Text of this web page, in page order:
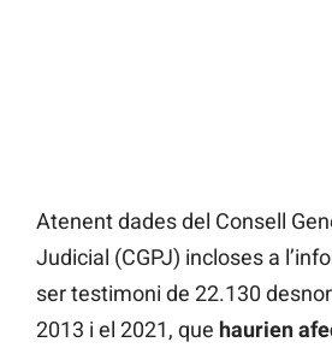
Atenent dades del Consell
Judicial (CGPJ) incloses a
ser testimoni de 22.130
2013 i el 2021, que haurien